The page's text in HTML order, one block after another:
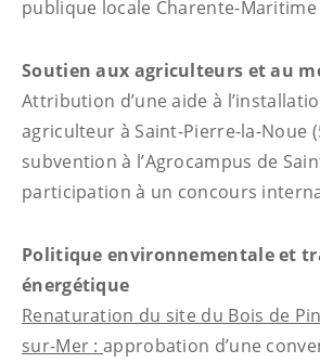
publique locale Charente-
Soutien aux agriculteurs et au
Attribution d’une aide à
agriculteur à Saint-Pierre-la-Noue
subvention à l’Agrocampus de
participation à un concours
Politique environnementale et
énergétique
Renaturation du site du Bois de
sur-Mer :approbation d’une